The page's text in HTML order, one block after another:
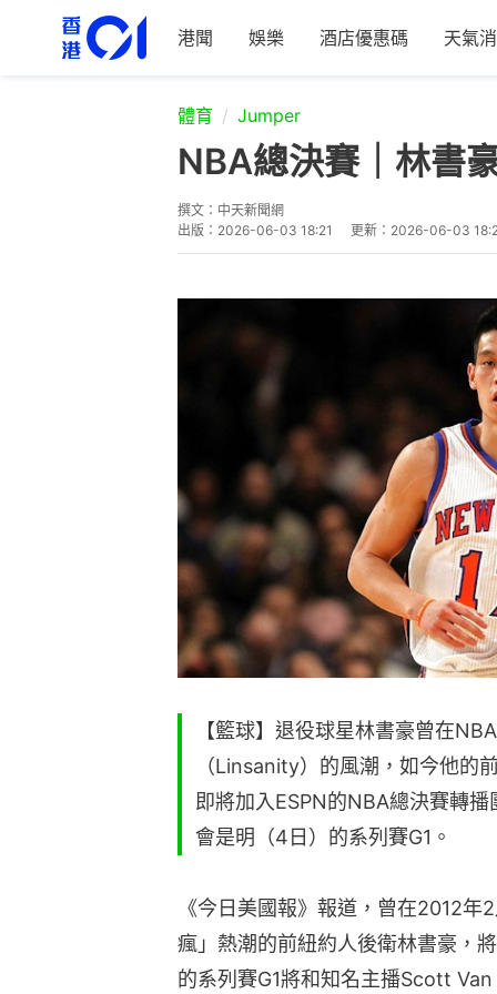
港聞 娛樂 酒店優惠碼 天氣
體育 Jumper
NBA總決賽｜林書
撰文： 中天新聞網
出版： 2026-06-03 18:21 更新： 2026-06-03
【籃球】退役球星林書豪曾在
（Linsanity）的風潮，如今他的
即將加入ESPN的NBA總決賽轉
會是明（4日）的系列賽G1。
《今日美國報》報道，曾在2012
瘋」熱潮的前紐約人後衛林書豪，
的系列賽G1將和知名主播Scott